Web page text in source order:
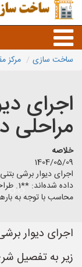
ساخت سازی مرکز
اجرای
مراحلی
خلاصه
1404/05/09
اجرای دیوار برشی
داده
محاسب با توجه به
اجرای دیوار
زیر به تفصیل